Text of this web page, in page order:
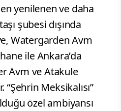
yenilenen ve daha
şubesi dışında
Watergarden Avm
ile Ankara’da
Avm ve Atakule
Meksikalısı”
özel ambiyansı